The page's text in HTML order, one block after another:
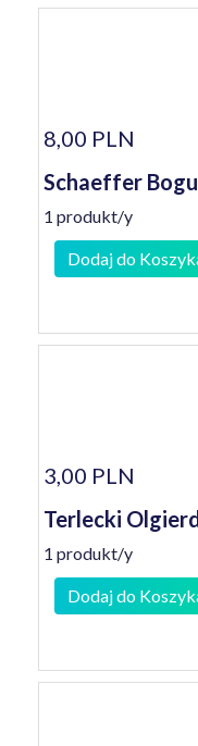
8,00 PLN
Schaeffer
1 produkt/y
Dodaj do
3,00 PLN
Terlecki
1 produkt/y
Dodaj do